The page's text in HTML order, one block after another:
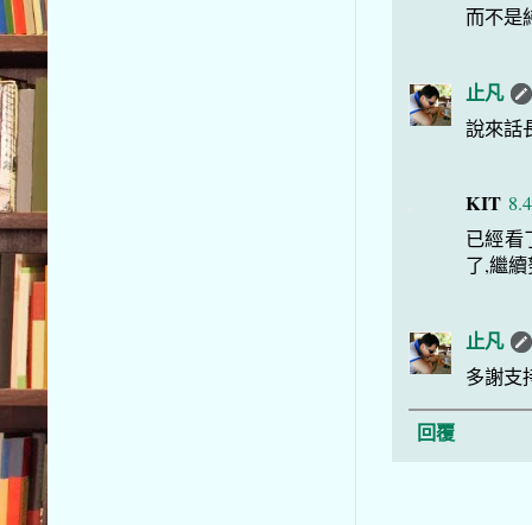
而不是
止凡
說來話
KIT
已經
了,繼
止凡
多謝支
回覆